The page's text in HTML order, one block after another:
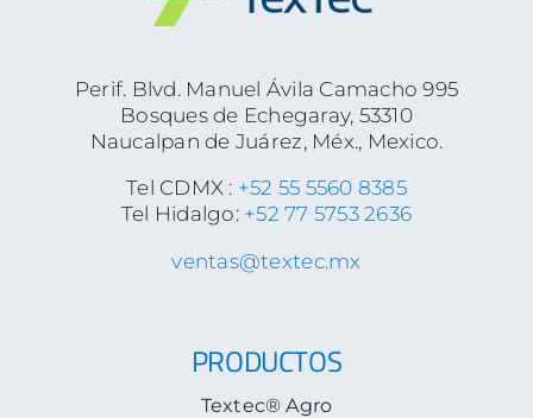
Perif. Blvd. Manuel Ávila Camacho 995
Bosques de Echegaray, 53310
Naucalpan de Juárez, Méx., Mexico.
Tel CDMX : +52 55 5560 8385
Tel Hidalgo: +52 77 5753 2636
ventas@textec.mx
PRODUCTOS
Textec® Agro